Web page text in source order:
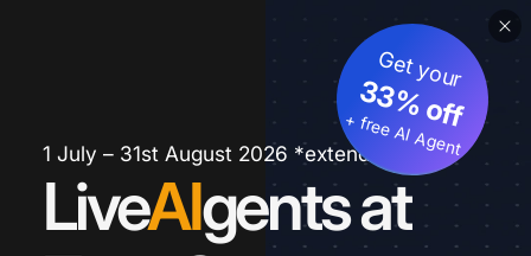
1 July – 31st August 2026 *extended
LiveAIgents at
Get your
33% off
+ free AI Agent